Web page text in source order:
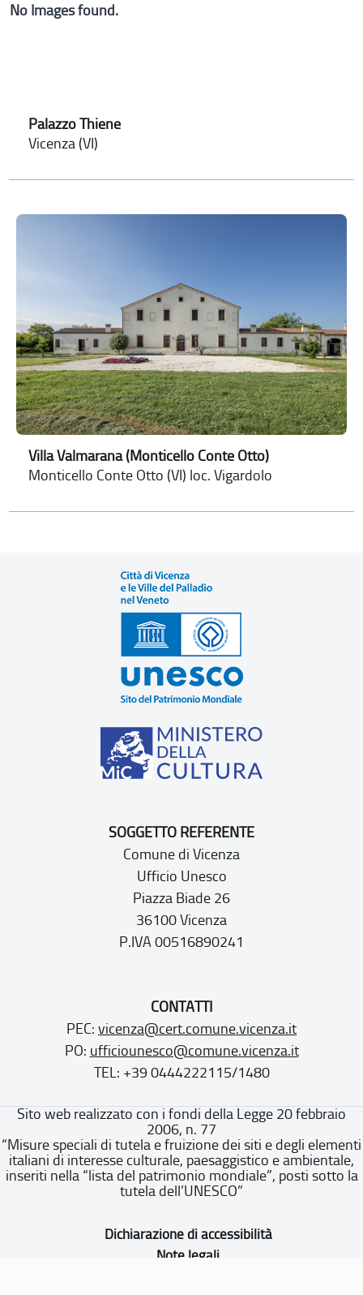
No Images found.
Palazzo Thiene
Vicenza (VI)
Villa Valmarana (Monticello Conte Otto)
Monticello Conte Otto (VI) loc. Vigardolo
SOGGETTO REFERENTE
Comune di Vicenza
Ufficio Unesco
Piazza Biade 26
36100 Vicenza
P.IVA 00516890241
CONTATTI
PEC: vicenza@cert.comune.vicenza.it
PO: ufficiounesco@comune.vicenza.it
TEL: +39 0444222115/1480
Sito web realizzato con i fondi della Legge 20 febbraio
2006, n. 77
“Misure speciali di tutela e fruizione dei siti e degli elementi
italiani di interesse culturale, paesaggistico e ambientale,
inseriti nella “lista del patrimonio mondiale”, posti sotto la
tutela dell’UNESCO”
Dichiarazione di accessibilità
Note legali